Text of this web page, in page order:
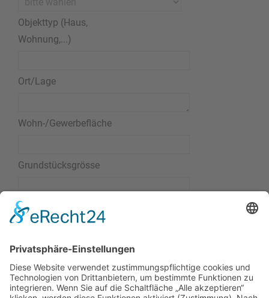
Objekttyp (Haus,
Wohnung,...)
Ort/Lage
Wohn-/Gewerbefläche
Grundstücksgrösse
Preisvorstellungen
Bemerkungen
Spamschutz